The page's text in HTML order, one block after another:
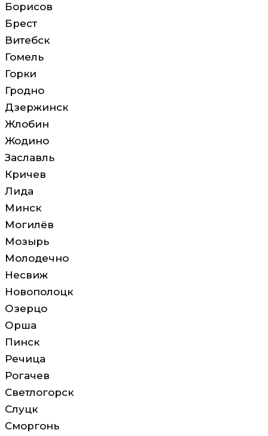
Борисов
Брест
Витебск
Гомель
Горки
Гродно
Дзержинск
Жлобин
Жодино
Заславль
Кричев
Лида
Минск
Могилёв
Мозырь
Молодечно
Несвиж
Новополоцк
Озерцо
Орша
Пинск
Речица
Рогачев
Светлогорск
Слуцк
Сморгонь